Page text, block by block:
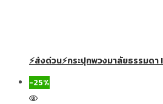
⚡ส่งด่วน⚡กระปุกพวงมาลัยธรรมดา
-25%